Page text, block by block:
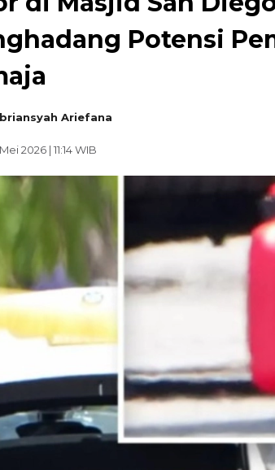
Potensi
Ariefana
2026 | 11:14 WIB